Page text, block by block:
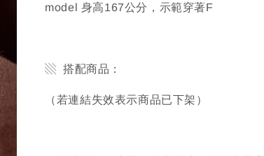
model 身高167公分，示範穿著F
▧ 搭配商品：
（若連結失效表示商品已下架）